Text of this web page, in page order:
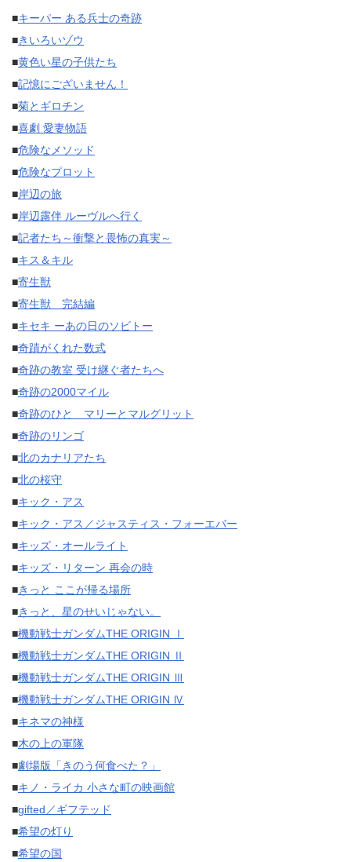
■キーパー ある兵士の奇跡
■きいろいゾウ
■黄色い星の子供たち
■記憶にございません！
■菊とギロチン
■喜劇 愛妻物語
■危険なメソッド
■危険なプロット
■岸辺の旅
■岸辺露伴 ルーヴルへ行く
■記者たち～衝撃と畏怖の真実～
■キス＆キル
■寄生獣
■寄生獣 完結編
■キセキ ーあの日のソビトー
■奇蹟がくれた数式
■奇跡の教室 受け継ぐ者たちへ
■奇跡の2000マイル
■奇跡のひと マリーとマルグリット
■奇跡のリンゴ
■北のカナリアたち
■北の桜守
■キック・アス
■キック・アス／ジャスティス・フォーエバー
■キッズ・オールライト
■キッズ・リターン 再会の時
■きっと ここが帰る場所
■きっと、星のせいじゃない。
■機動戦士ガンダムTHE ORIGIN Ⅰ
■機動戦士ガンダムTHE ORIGIN Ⅱ
■機動戦士ガンダムTHE ORIGIN Ⅲ
■機動戦士ガンダムTHE ORIGIN Ⅳ
■キネマの神様
■木の上の軍隊
■劇場版「きのう何食べた？」
■キノ・ライカ 小さな町の映画館
■gifted／ギフテッド
■希望の灯り
■希望の国